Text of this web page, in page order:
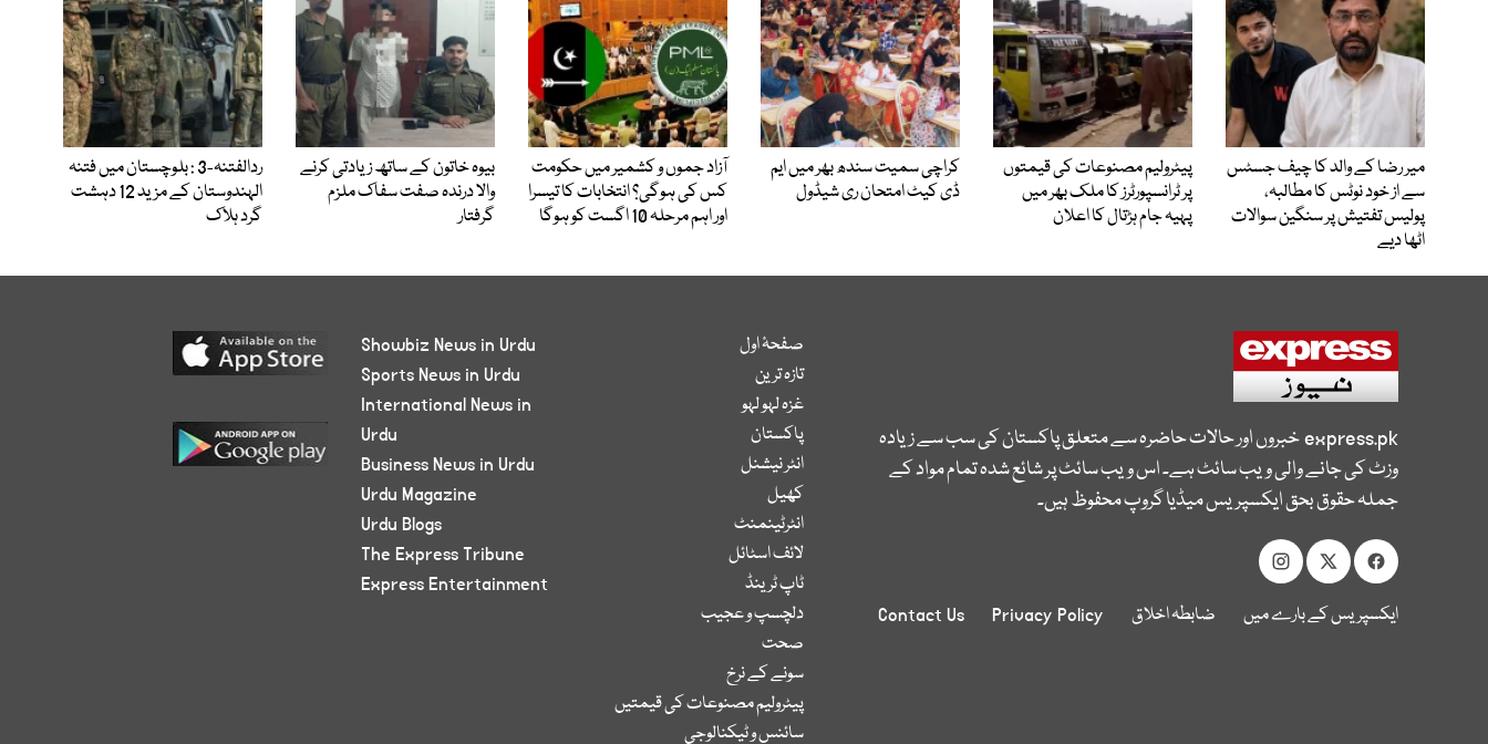
میر رضا کے والد کا چیف جسٹس
سے از خود نوٹس کا مطالبہ،
پولیس تفتیش پر سنگین سوالات
اٹھا دیے
پیٹرولیم مصنوعات کی قیمتوں
پر ٹرانسپورٹرز کا ملک بھر میں
پہیہ جام ہڑتال کا اعلان
کراچی سمیت سندھ بھر میں ایم
ڈی کیٹ امتحان ری شیڈول
آزاد جموں و کشمیر میں حکومت
کس کی ہوگی؟ انتخابات کا تیسرا
اور اہم مرحلہ 10 اگست کو ہوگا
بیوہ خاتون کے ساتھ زیادتی کرنے
والا درندہ صفت سفاک ملزم
گرفتار
ردالفتنہ-3 : بلوچستان میں فتنہ
الہندوستان کے مزید 12 دہشت
گرد ہلاک
express.pkخبروں اور حالات حاضرہ سے متعلق پاکستان کی سب سے زیادہ
وزٹ کی جانے والی ویب سائٹ ہے۔ اس ویب سائٹ پر شائع شدہ تمام مواد کے
جملہ حقوق بحق ایکسپریس میڈیا گروپ محفوظ ہیں۔
ایکسپریس کے بارے میں ضابطہ اخلاق Privacy Policy
Contact Us
صفحۂ اول
تازہ ترین
غزہ لہو لہو
پاکستان
انٹر نیشنل
کھیل
انٹرٹینمنٹ
لائف اسٹائل
ٹاپ ٹرینڈ
دلچسپ و عجیب
صحت
سونے کے نرخ
پیٹرولیم مصنوعات کی قیمتیں
سائنس و ٹیکنالوجی
Showbiz News in Urdu
Sports News in Urdu
International News in
Urdu
Business News in Urdu
Urdu Magazine
Urdu Blogs
The Express Tribune
Express Entertainment